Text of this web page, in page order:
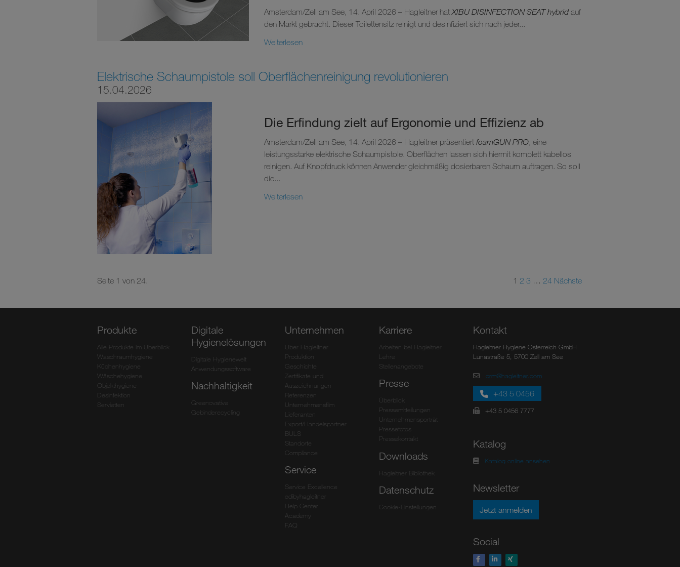
Amsterdam/Zell am See, 14. April 2026 – Hagleitner hat XIBU DISINFECTION SEAT hybridauf
den Markt gebracht. Dieser Toilettensitz reinigt und desinfiziert sich nach jeder...
Weiterlesen
Elektrische Schaumpistole soll Oberflächenreinigung revolutionieren
15.04.2026
Die Erfindung zielt auf Ergonomie und Effizienz ab
Amsterdam/Zell am See, 14. April 2026 – Hagleitner präsentiert foamGUN PRO, eine
leistungsstarke elektrische Schaumpistole. Oberflächen lassen sich hiermit komplett kabellos
reinigen. Auf Knopfdruck können Anwender gleichmäßig dosierbaren Schaum auftragen. So soll
die...
Weiterlesen
Seite 1 von 24. 1 2 3 … 24 Nächste
Produkte
Alle Produkte im Überblick
Waschraumhygiene
Küchenhygiene
Wäschehygiene
Objekthygiene
Desinfektion
Servietten
Digitale
Hygienelösungen
Digitale Hygienewelt
Anwendungssoftware
Nachhaltigkeit
Greenovative
Gebinderecycling
Unternehmen
Über Hagleitner
Produktion
Geschichte
Zertifikate und
Auszeichnungen
Referenzen
Unternehmensfilm
Lieferanten
Export/Handelspartner
BULS
Standorte
Compliance
Service
Service Excellence
edibyhagleitner
Help Center
Academy
FAQ
Karriere
Arbeiten bei Hagleitner
Lehre
Stellenangebote
Presse
Überblick
Pressemitteilungen
Unternehmensporträt
Pressefotos
Pressekontakt
Downloads
Hagleitner Bibliothek
Datenschutz
Cookie-Einstellungen
Kontakt
Hagleitner Hygiene Österreich GmbH
Lunastraße 5, 5700 Zell am See
crm@hagleitner.com
+43 5 0456
+43 5 0456 7777
Katalog
Katalog online ansehen
Newsletter
Jetzt anmelden
Social